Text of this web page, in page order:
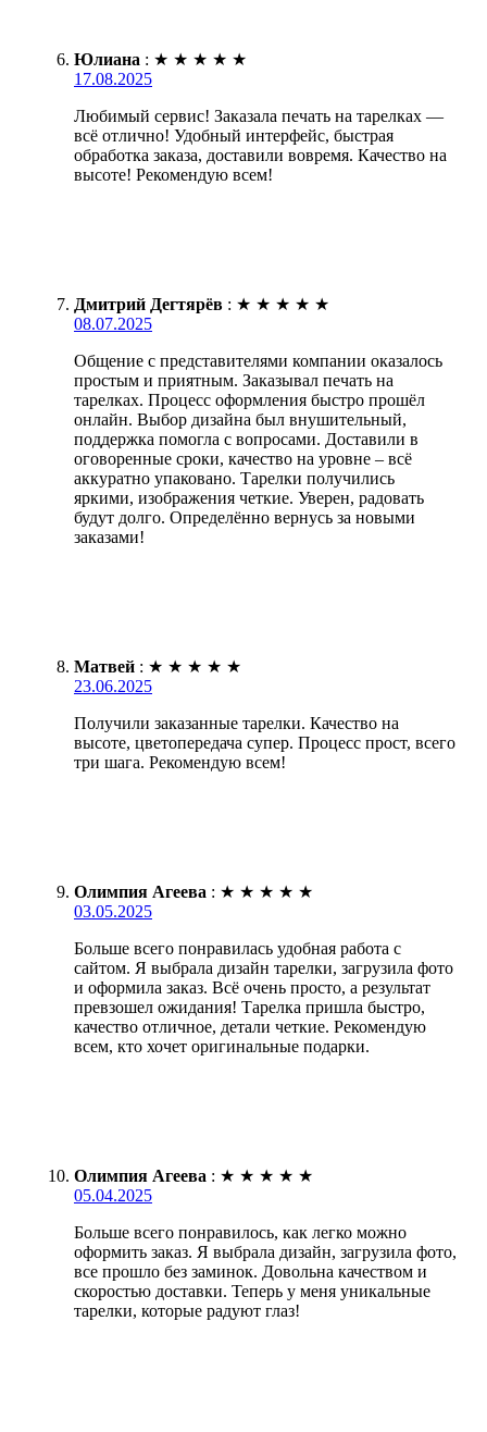
Юлиана : ★ ★ ★ ★ ★
17.08.2025
Любимый сервис! Заказала печать на тарелках —
всё отлично! Удобный интерфейс, быстрая
обработка заказа, доставили вовремя. Качество на
высоте! Рекомендую всем!
Дмитрий Дегтярёв : ★ ★ ★ ★ ★
08.07.2025
Общение с представителями компании оказалось
простым и приятным. Заказывал печать на
тарелках. Процесс оформления быстро прошёл
онлайн. Выбор дизайна был внушительный,
поддержка помогла с вопросами. Доставили в
оговоренные сроки, качество на уровне – всё
аккуратно упаковано. Тарелки получились
яркими, изображения четкие. Уверен, радовать
будут долго. Определённо вернусь за новыми
заказами!
Матвей : ★ ★ ★ ★ ★
23.06.2025
Получили заказанные тарелки. Качество на
высоте, цветопередача супер. Процесс прост, всего
три шага. Рекомендую всем!
Олимпия Агеева : ★ ★ ★ ★ ★
03.05.2025
Больше всего понравилась удобная работа с
сайтом. Я выбрала дизайн тарелки, загрузила фото
и оформила заказ. Всё очень просто, а результат
превзошел ожидания! Тарелка пришла быстро,
качество отличное, детали четкие. Рекомендую
всем, кто хочет оригинальные подарки.
Олимпия Агеева : ★ ★ ★ ★ ★
05.04.2025
Больше всего понравилось, как легко можно
оформить заказ. Я выбрала дизайн, загрузила фото,
все прошло без заминок. Довольна качеством и
скоростью доставки. Теперь у меня уникальные
тарелки, которые радуют глаз!